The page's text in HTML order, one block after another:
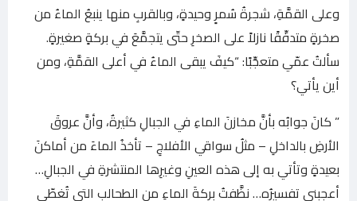
وعلى القمَّةِ، شجرةُ سُمرٍ وحيدةٍ، وبالقربِ منها ينبعُ الماءُ من
صخرةٍ متدفِّقًا نازلاً على الصخرِ حتّى يتجمَّعَ في بركةٍ صغيرةٍ.
سألتُ عمّي متعجِّبًا: “كيفَ يبقى الماءُ في أعلى القمَّةِ، ومن
أين يأتي؟
” كانَ جوابُه بأنَّ مخازنَ الماءِ في الجبالِ كثيرةٌ، وأنَّ عروقَ
الأرضِ بالداخلِ – مثلُ سواقي الأفلاجِ – تأخذُ الماءَ من أماكنَ
بعيدةٍ وتأتي به إلى هذه العينِ وغيرِها المنتشرةِ في الجبالِ…
أعجبني تفسيرُه… نظَّفتُ بركةَ الماءِ من الطحالبِ التي تُغطّي